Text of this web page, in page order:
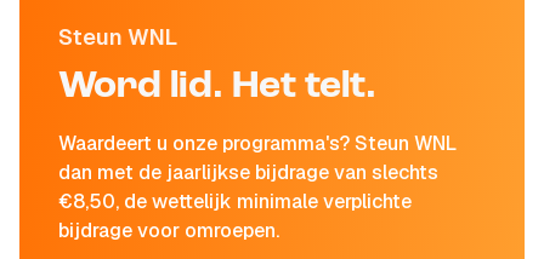
Steun WNL
Word lid. Het telt.
Waardeert u onze programma's? Steun WNL
dan met de jaarlijkse bijdrage van slechts
€8,50, de wettelijk minimale verplichte
bijdrage voor omroepen.